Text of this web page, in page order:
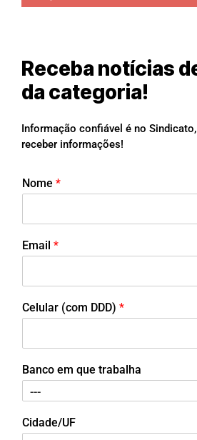
Receba notícias
da categoria!
Informação confiável é no
receber informações!
Nome *
Email *
Celular (com DDD) *
Banco em que trabalha
Cidade/UF